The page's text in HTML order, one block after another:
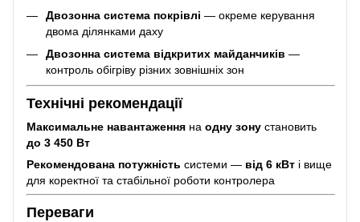
Двозонна система покрівлі — окреме керування
двома ділянками даху
Двозонна система відкритих майданчиків —
контроль обігріву різних зовнішніх зон
Технічні рекомендації
Максимальне навантаження на одну зону становить
до 3 450 Вт
Рекомендована потужність системи — від 6 кВт і вище
для коректної та стабільної роботи контролера
Переваги